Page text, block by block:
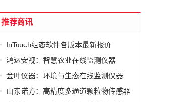
推荐商讯
InTouch组态软件各版本最新报价
鸿达安视：智慧农业在线监测仪器
金叶仪器：环境与生态在线监测仪器
山东诺方：高精度多通道颗粒物传感器